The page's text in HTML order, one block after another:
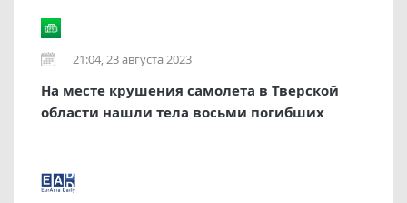
21:04, 23 августа 2023
На месте крушения самолета в Тверской
области нашли тела восьми погибших